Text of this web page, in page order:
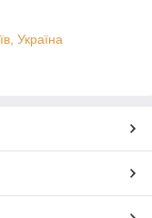
Україна